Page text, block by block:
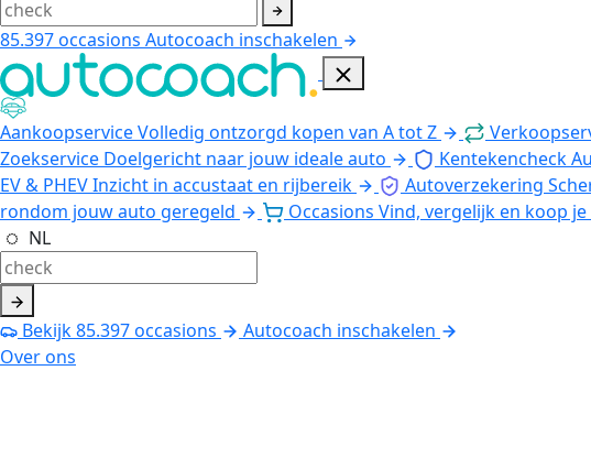
85.397occasions Autocoach inschakelen
AankoopserviceVolledig ontzorgd kopen van A tot Z
Zoekservice Doelgericht naar jouw ideale auto Kentekencheck
EV & PHEVInzicht in accustaat en rijbereik Autoverzekering
rondom jouw auto geregeld
Occasions Vind, vergelijk en koop
NL
Bekijk85.397occasions
Autocoach inschakelen
Over ons